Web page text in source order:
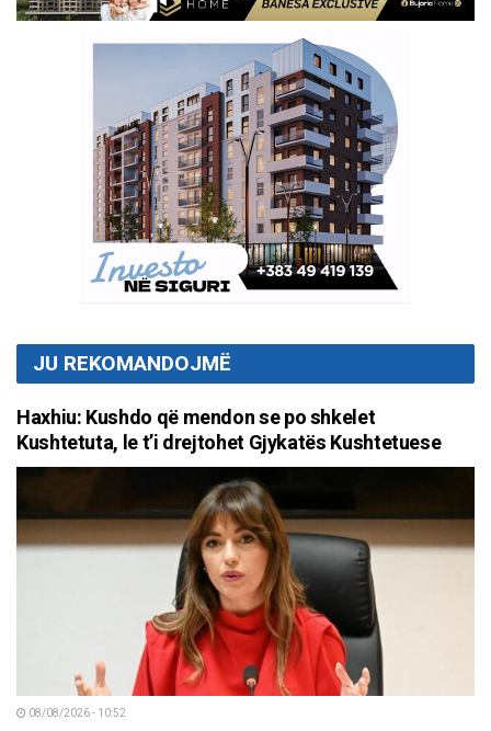
JU REKOMANDOJMË
Haxhiu: Kushdo që mendon se po shkelet
Kushtetuta, le t’i drejtohet Gjykatës Kushtetuese
08/08/2026 - 10:52